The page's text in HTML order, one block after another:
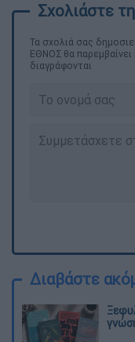
Τα σχολιά σας
ΕΘΝΟΣ θα παρεμβαίνει
διαγράφονται
Διαβάστε